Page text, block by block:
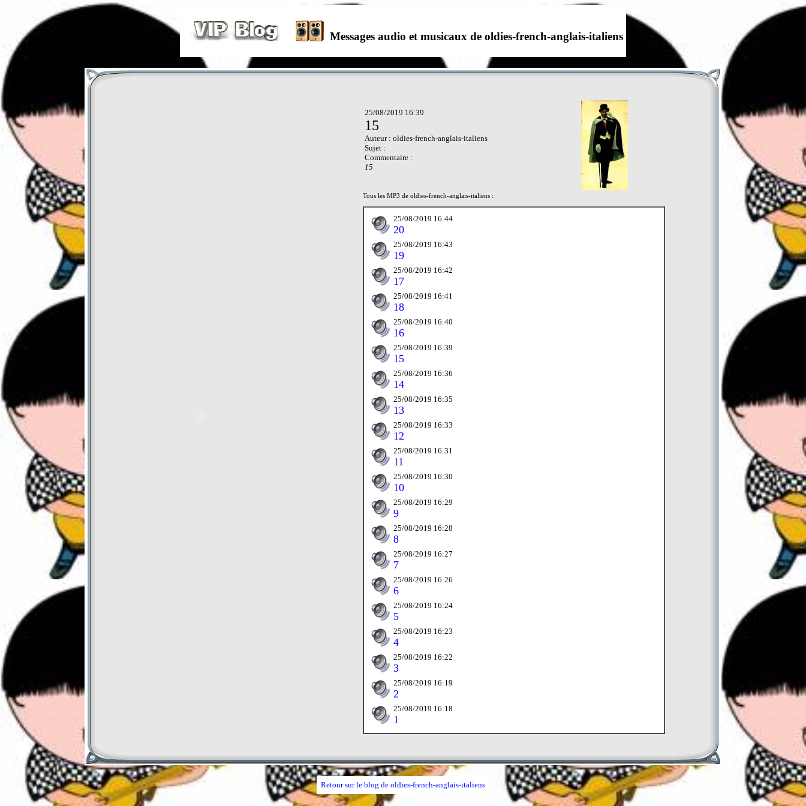
Messages audio et musicaux de oldies-french-anglais-italiens
25/08/2019 16:39
15
Auteur : oldies-french-anglais-italiens
Sujet :
Commentaire :
15
Tous les MP3 de oldies-french-anglais-italiens :
25/08/2019 16:44
20
25/08/2019 16:43
19
25/08/2019 16:42
17
25/08/2019 16:41
18
25/08/2019 16:40
16
25/08/2019 16:39
15
25/08/2019 16:36
14
25/08/2019 16:35
13
25/08/2019 16:33
12
25/08/2019 16:31
11
25/08/2019 16:30
10
25/08/2019 16:29
9
25/08/2019 16:28
8
25/08/2019 16:27
7
25/08/2019 16:26
6
25/08/2019 16:24
5
25/08/2019 16:23
4
25/08/2019 16:22
3
25/08/2019 16:19
2
25/08/2019 16:18
1
Retour sur le blog de oldies-french-anglais-italiens